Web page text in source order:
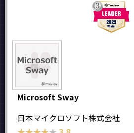
Microsoft Sway
日本マイクロソフト株式会社